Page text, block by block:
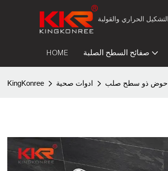
HOME صفائح السطح الصلبة
KingKonree ادوات صحية حوض ذو سطح صلب